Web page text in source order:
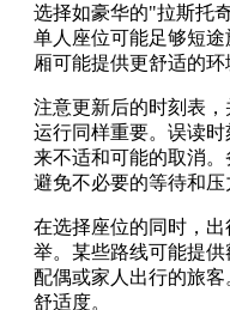
选择如豪华的"拉斯托
单人座位可能足够短
厢可能提供更舒适的环
注意更新后的时刻表
运行同样重要。误读
来不适和可能的取消
避免不必要的等待和压
在选择座位的同时，
举。某些路线可能提
配偶或家人出行的旅
舒适度。